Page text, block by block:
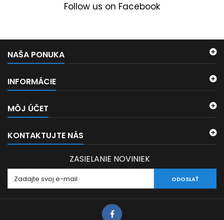
Follow us on Facebook
NAŠA PONUKA
INFORMÁCIE
MÔJ ÚČET
KONTAKTUJTE NÁS
ZASIELANIE NOVINIEK
ODOSLAŤ